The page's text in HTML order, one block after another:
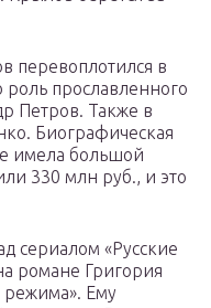
перевоплотился в
роль прославленного
Петров. Также в
Биографическая
имела большой
330 млн руб., и это
сериалом «Русские
романе Григория
режима». Ему